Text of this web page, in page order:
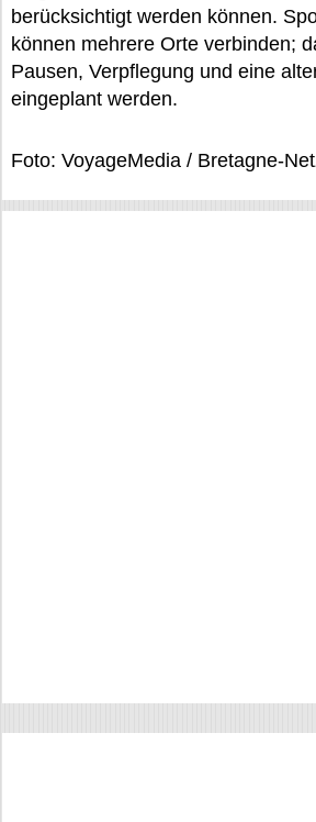
berücksichtigt werden können.
können mehrere Orte verbinden;
Pausen, Verpflegung und eine
eingeplant werden.
Foto: VoyageMedia / Bretagne-